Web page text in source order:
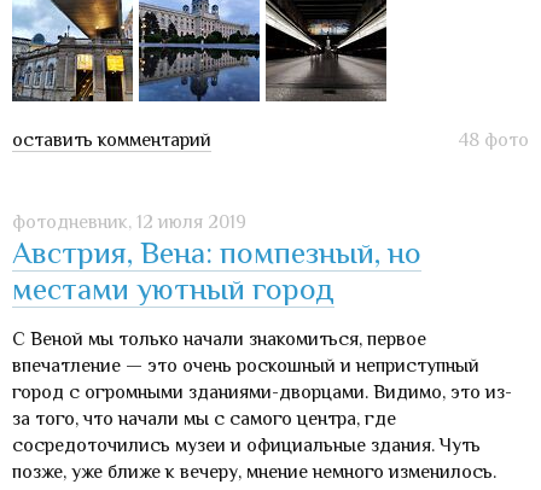
оставить комментарий 48 фото
фотодневник, 12 июля 2019
Австрия, Вена: помпезный, но
местами уютный город
С Веной мы только начали знакомиться, первое
впечатление — это очень роскошный и неприступный
город с огромными зданиями-дворцами. Видимо, это из-
за того, что начали мы с самого центра, где
сосредоточились музеи и официальные здания. Чуть
позже, уже ближе к вечеру, мнение немного изменилось.